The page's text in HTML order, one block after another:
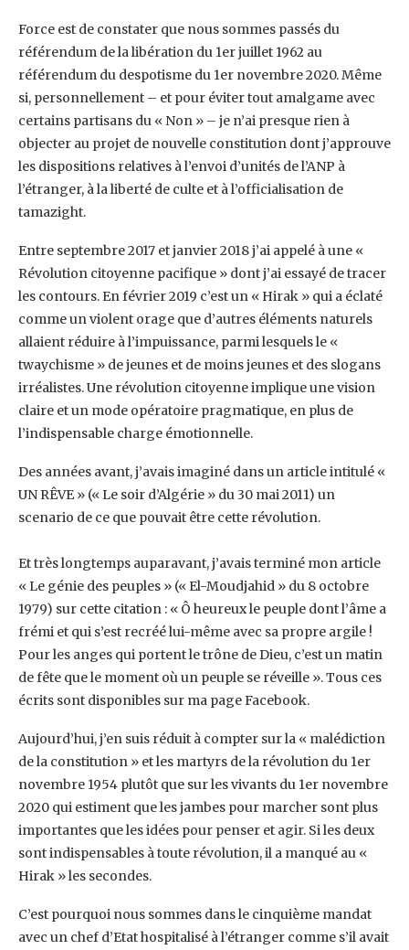
Force est de constater que nous sommes passés du
référendum de la libération du 1er juillet ‎‎1962 au
référendum du despotisme du 1er novembre 2020. Même
si, personnellement – et ‎pour éviter tout amalgame avec
certains partisans du « Non » – je n’ai presque rien à
‎objecter au projet de nouvelle constitution dont j’approuve
les dispositions relatives à l’envoi ‎d’unités de l’ANP à
l’étranger, à la liberté de culte et à l’officialisation de
tamazight. ‎
Entre septembre 2017 et janvier 2018 j’ai appelé à une «
Révolution citoyenne pacifique » ‎dont j’ai essayé de tracer
les contours. En février 2019 c’est un « Hirak » qui a éclaté
comme ‎un violent orage que d’autres éléments naturels
allaient réduire à l’impuissance, parmi ‎lesquels le «
twaychisme » de jeunes et de moins jeunes et des slogans
irréalistes. Une ‎révolution citoyenne implique une vision
claire et un mode opératoire pragmatique, en plus ‎de
l’indispensable charge émotionnelle.‎
Des années avant, j’avais imaginé dans un article intitulé «
UN RÊVE » (« Le soir d’Algérie » ‎du 30 mai 2011) un
scenario de ce que pouvait être cette révolution.
Et très longtemps auparavant, j’avais terminé mon article
« Le génie des peuples » (« El-‎Moudjahid » du 8 octobre
1979) sur cette citation : « Ô heureux le peuple dont l’âme a
frémi ‎et qui s’est recréé lui-même avec sa propre argile !
Pour les anges qui portent le trône de ‎Dieu, c’est un matin
de fête que le moment où un peuple se réveille ». Tous ces
écrits sont ‎disponibles sur ma page Facebook.‎
Aujourd’hui, j’en suis réduit à compter sur la « malédiction
de la constitution » et les martyrs ‎de la révolution du 1er
novembre 1954 plutôt que sur les vivants du 1er novembre
2020 qui ‎estiment que les jambes pour marcher sont plus
importantes que les idées pour penser et ‎agir. Si les deux
sont indispensables à toute révolution, il a manqué au «
Hirak » les ‎secondes. ‎
C’est pourquoi nous sommes dans le cinquième mandat
avec un chef d’Etat hospitalisé à ‎l’étranger comme s’il avait